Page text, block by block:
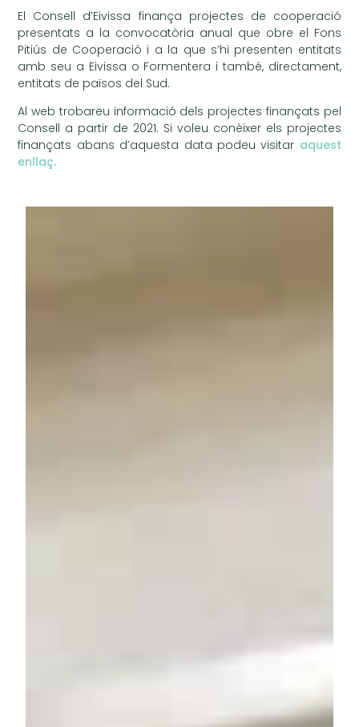
El Consell d’Eivissa finança projectes de cooperació
presentats a la convocatòria anual que obre el Fons
Pitiús de Cooperació i a la que s’hi presenten entitats
amb seu a Eivissa o Formentera i també, directament,
entitats de països del Sud.
Al web trobareu informació dels projectes finançats pel
Consell a partir de 2021. Si voleu conèixer els projectes
finançats abans d’aquesta data podeu visitar aquest
enllaç.